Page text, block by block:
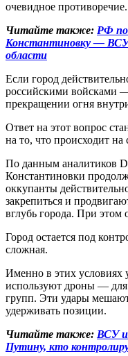
очевидное противоречие.
Читайте также: РФ
Константиновку —
области
Если город
российскими войсками —
прекращении огня
Ответ на этот вопрос
на то, что происходит на
По данным аналитиков
Константиновки
оккупанты
закрепиться и
вглубь города. При этом
Город остается под
сложная.
Именно в этих условиях
используют дроны —
групп. Эти удары
удерживать позиции.
Читайте также: ВСУ
Путину, кто